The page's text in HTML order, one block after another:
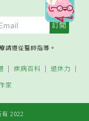
請遵從醫師指導。
疾病百科
退休力
家
2022